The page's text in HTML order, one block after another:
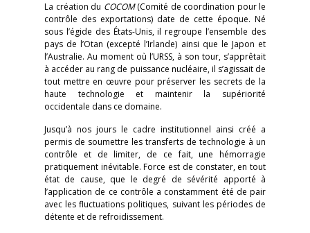
La création du COCOM(Comité de coordination pour le
contrôle des exportations) date de cette époque. Né
sous l’égide des États-Unis, il regroupe l’ensemble des
pays de l’Otan (excepté l’Irlande) ainsi que le Japon et
l’Australie. Au moment où l’URSS, à son tour, s’apprêtait
à accéder au rang de puissance nucléaire, il s’agissait de
tout mettre en œuvre pour préserver les secrets de la
haute technologie et maintenir la supériorité
occidentale dans ce domaine.
Jusqu’à nos jours le cadre institutionnel ainsi créé a
permis de soumettre les transferts de technologie à un
contrôle et de limiter, de ce fait, une hémorragie
pratiquement inévitable. Force est de constater, en tout
état de cause, que le degré de sévérité apporté à
l’application de ce contrôle a constamment été de pair
avec les fluctuations politiques, suivant les périodes de
détente et de refroidissement.